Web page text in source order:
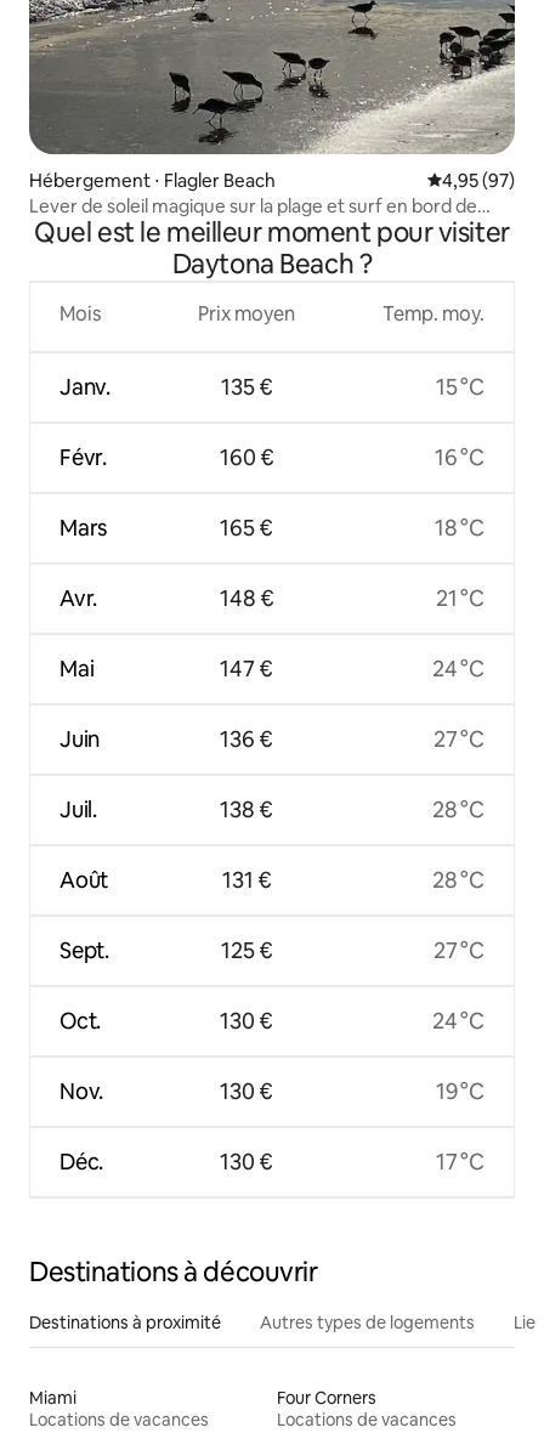
Hébergement ⋅ Flagler Beach Évaluation
4,95 (97)
Lever de soleil magique sur la plage et surf en bord de
mer 3 chambres/2 salles de bain
Quel est le meilleur moment pour visiter
Daytona Beach ?
Mois
Janv.
Févr.
Mars
Avr.
Mai
Juin
Juil.
Août
Sept.
Oct.
Nov.
Déc.
Prix moyen
135 €
160 €
165 €
148 €
147 €
136 €
138 €
131 €
125 €
130 €
130 €
130 €
Temp. moy.
15 °C
16 °C
18 °C
21 °C
24 °C
27 °C
28 °C
28 °C
27 °C
24 °C
19 °C
17 °C
Destinations à découvrir
Destinations à proximité Autres types de logements
Miami
Locations de vacances
Four Corners
Locations de vacances